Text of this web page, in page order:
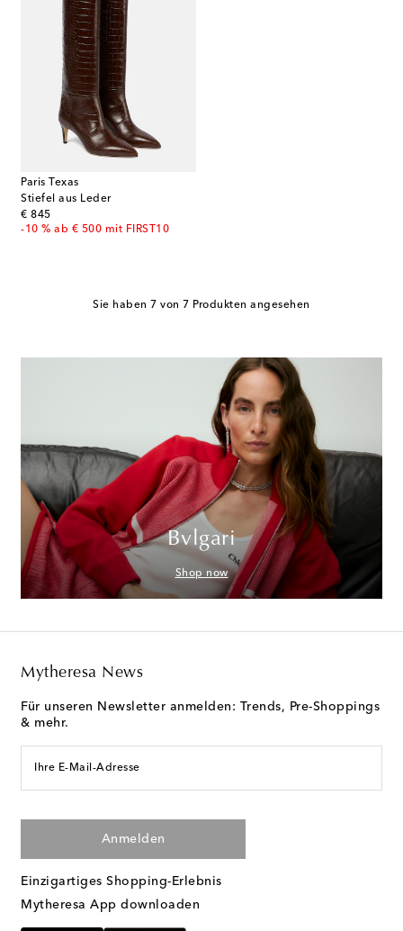
Paris Texas
Stiefel aus Leder
€ 845
original price
-10 % ab € 500 mit FIRST10
Sie haben 7 von 7 Produkten angesehen
Bvlgari
Shop now
Mytheresa News
Für unseren Newsletter anmelden: Trends, Pre-Shoppings
& mehr.
Ihre E-Mail-Adresse
Anmelden
Einzigartiges Shopping-Erlebnis
Mytheresa App downloaden